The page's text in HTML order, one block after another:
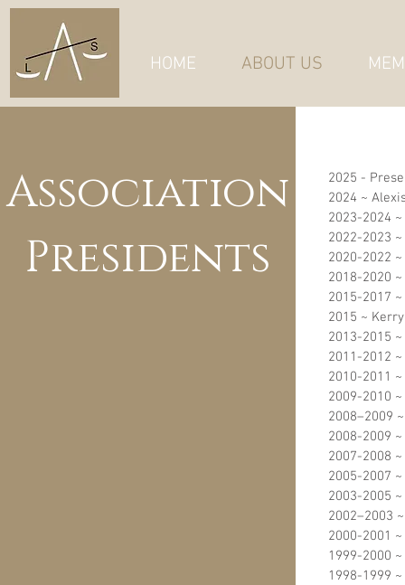
HOME ABOUT US
Association
Presidents
2025 -
2024 ~
2023-2024
2022-2023
2020-2022
2018-2020
2015-2017
2015 ~
2013-2015 ~
2011-2012
2010-2011
2009-2010
2008–2009
2008-2009
2007-2008
2005-2007
2003-2005
2002–2003
2000-2001
1999-2000
1998-1999